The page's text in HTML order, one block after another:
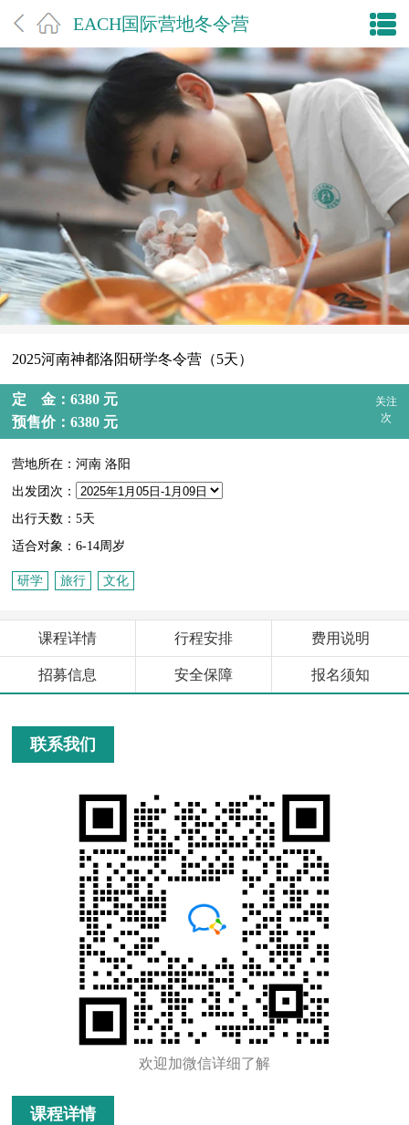
EACH国际营地冬令营
2025河南神都洛阳研学冬令营（5天）
定 金：6380 元
预售价：6380 元
关注
次
营地所在：河南 洛阳
出发团次：
出行天数：5天
适合对象：6-14周岁
研学 旅行 文化
课程详情 行程安排 费用说明
招募信息 安全保障 报名须知
联系我们
欢迎加微信详细了解
课程详情